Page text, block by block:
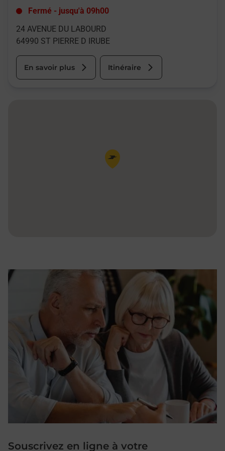
Fermé - jusqu'à 09h00
24 AVENUE DU LABOURD
64990 ST PIERRE D IRUBE
En savoir plus Itinéraire
Pin de la carte
Souscrivez en ligne à votre